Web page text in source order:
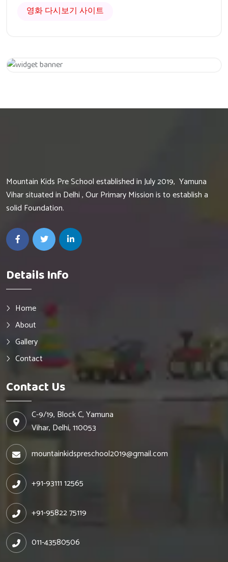
영화 다시보기 사이트
Mountain Kids Pre School established in July 2019, Yamuna
Vihar situated in Delhi , Our Primary Mission is to establish a
solid Foundation.
Details Info
Home
About
Gallery
Contact
Contact Us
C-9/19, Block C, Yamuna
Vihar, Delhi, 110053
mountainkidspreschool2019@gmail.com
+91-93111 12565
+91-95822 75119
011-43580506